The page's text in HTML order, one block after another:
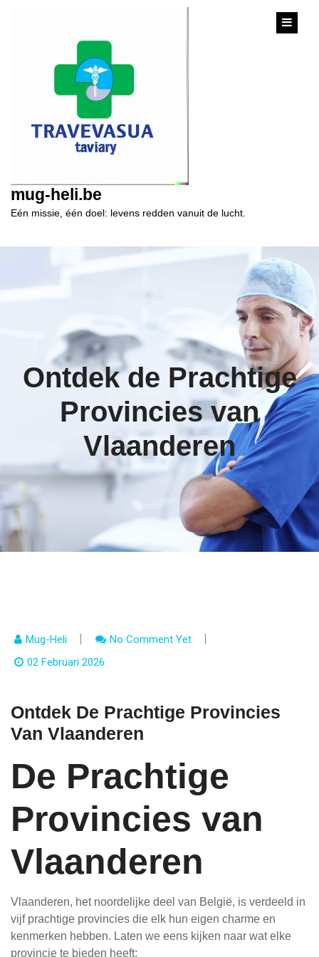
mug-heli.be
Eén missie, één doel: levens redden vanuit de lucht.
Ontdek de Prachtige
Provincies van
Vlaanderen
Mug-Heli
No Comment Yet
02 Februari 2026
Ontdek De Prachtige Provincies
Van Vlaanderen
De Prachtige
Provincies van
Vlaanderen
Vlaanderen, het noordelijke deel van België, is verdeeld in
vijf prachtige provincies die elk hun eigen charme en
kenmerken hebben. Laten we eens kijken naar wat elke
provincie te bieden heeft: